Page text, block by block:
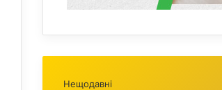
Нещодавні